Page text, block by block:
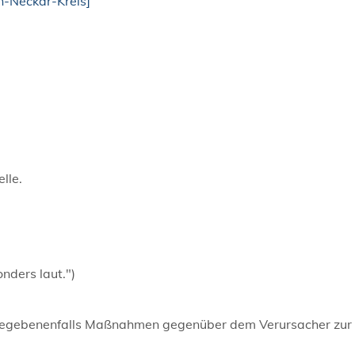
laut.")
Maßnahmen gegenüber dem Verursacher zur